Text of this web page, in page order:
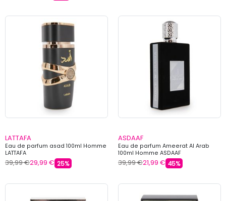
LATTAFA
Eau de parfum asad 100ml Homme
LATTAFA
39,99 €29,99 € 25%
ASDAAF
Eau de parfum Ameerat Al Arab
100ml Homme ASDAAF
39,99 €21,99 € 45%